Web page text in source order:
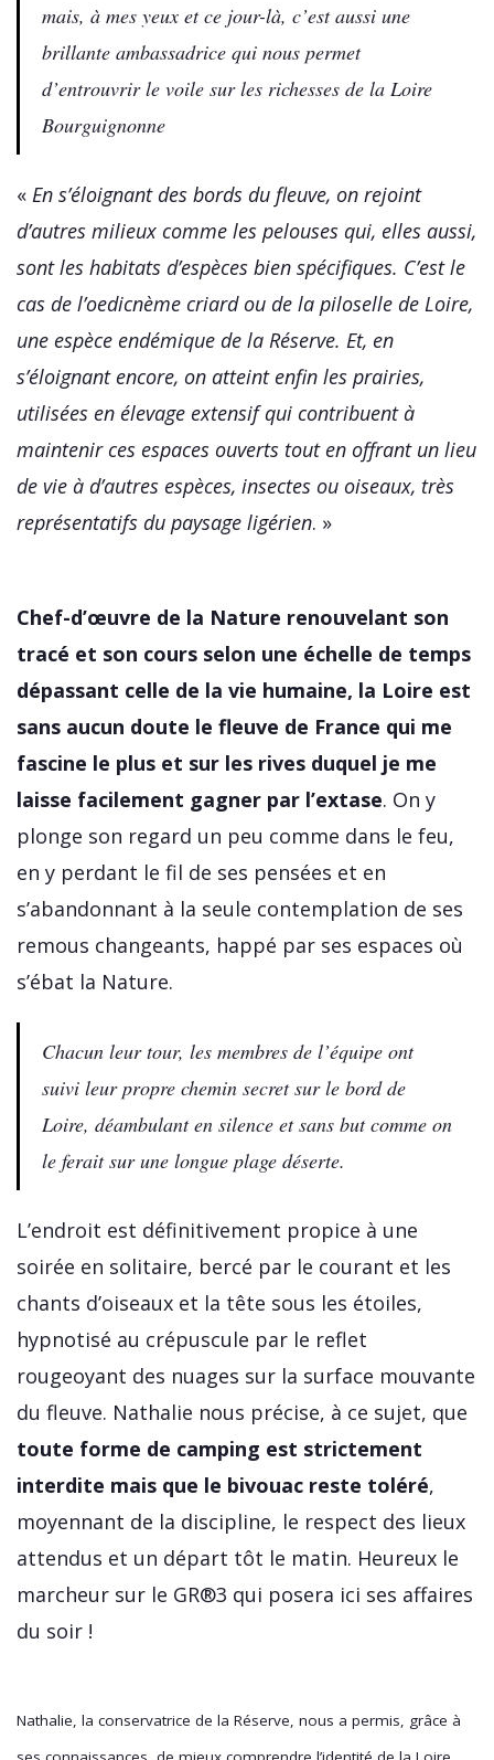
mais, à mes yeux et ce jour-là, c’est aussi une
brillante ambassadrice qui nous permet
d’entrouvrir le voile sur les richesses de la Loire
Bourguignonne
« En s’éloignant des bords du fleuve, on rejoint
d’autres milieux comme les pelouses qui, elles aussi,
sont les habitats d’espèces bien spécifiques. C’est le
cas de l’oedicnème criard ou de la piloselle de Loire,
une espèce endémique de la Réserve. Et, en
s’éloignant encore, on atteint enfin les prairies,
utilisées en élevage extensif qui contribuent à
maintenir ces espaces ouverts tout en offrant un lieu
de vie à d’autres espèces, insectes ou oiseaux, très
représentatifs du paysage ligérien. »
Chef-d’œuvre de la Nature renouvelant son
tracé et son cours selon une échelle de temps
dépassant celle de la vie humaine, la Loire est
sans aucun doute le fleuve de France qui me
fascine le plus et sur les rives duquel je me
laisse facilement gagner par l’extase. On y
plonge son regard un peu comme dans le feu,
en y perdant le fil de ses pensées et en
s’abandonnant à la seule contemplation de ses
remous changeants, happé par ses espaces où
s’ébat la Nature.
Chacun leur tour, les membres de l’équipe ont
suivi leur propre chemin secret sur le bord de
Loire, déambulant en silence et sans but comme on
le ferait sur une longue plage déserte.
L’endroit est définitivement propice à une
soirée en solitaire, bercé par le courant et les
chants d’oiseaux et la tête sous les étoiles,
hypnotisé au crépuscule par le reflet
rougeoyant des nuages sur la surface mouvante
du fleuve. Nathalie nous précise, à ce sujet, que
toute forme de camping est strictement
interdite mais que le bivouac reste toléré,
moyennant de la discipline, le respect des lieux
attendus et un départ tôt le matin. Heureux le
marcheur sur le GR®3 qui posera ici ses affaires
du soir !
Nathalie, la conservatrice de la Réserve, nous a permis, grâce à